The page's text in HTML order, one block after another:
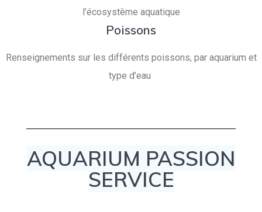
l’écosystème aquatique
Poissons
Renseignements sur les différents poissons, par aquarium et
type d’eau
AQUARIUM PASSION
SERVICE